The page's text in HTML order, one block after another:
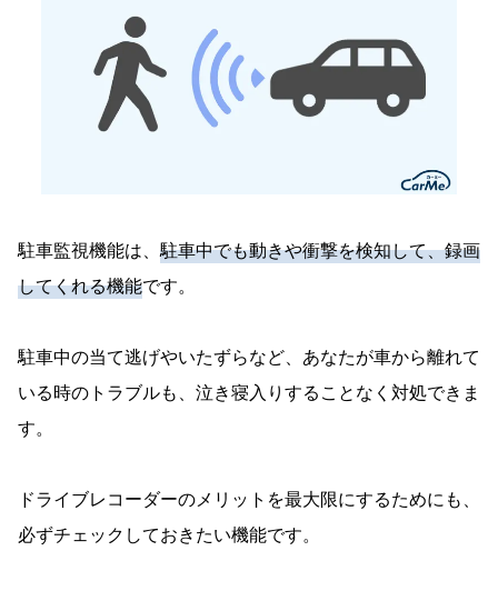
駐車監視機能は、 駐車中でも動きや衝撃を検知して、録画
してくれる機能です。
駐車中の当て逃げやいたずらなど、あなたが車から離れて
いる時のトラブルも、泣き寝入りすることなく対処できま
す。
ドライブレコーダーのメリットを最大限にするためにも、
必ずチェックしておきたい機能です。